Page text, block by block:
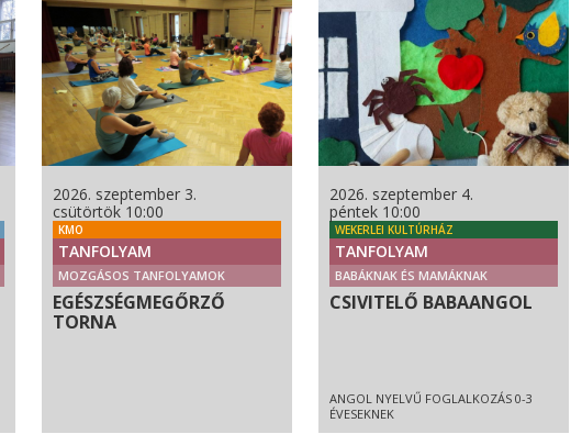
2026. szeptember 3.
csütörtök 10:00
KMO
TANFOLYAM
MOZGÁSOS TANFOLYAMOK
EGÉSZSÉGMEGŐRZŐ
TORNA
2026. szeptember 4.
péntek 10:00
WEKERLEI KULTÚRHÁZ
TANFOLYAM
BABÁKNAK ÉS MAMÁKNAK
CSIVITELŐ BABAANGOL
ANGOL NYELVŰ FOGLALKOZÁS 0-3
ÉVESEKNEK